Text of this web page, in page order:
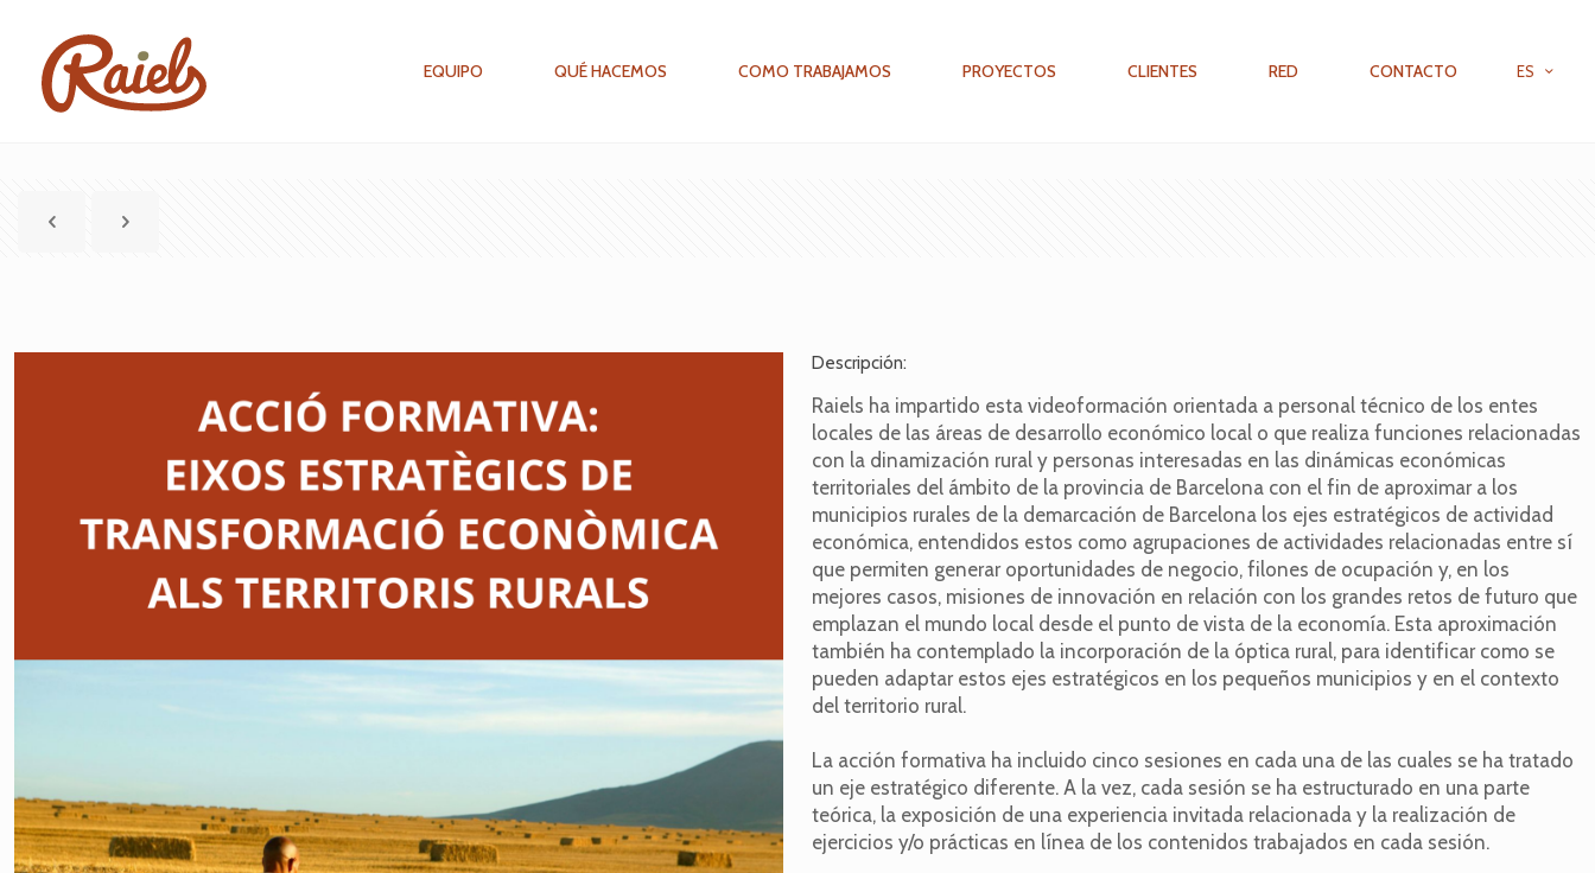
EQUIPO QUÉ HACEMOS COMO TRABAJAMOS PROYECTOS CLIENTES RED CONTACTO ES
Descripción:
Raiels ha impartido esta videoformación orientada a personal técnico de los entes
locales de las áreas de desarrollo económico local o que realiza funciones relacionadas
con la dinamización rural y personas interesadas en las dinámicas económicas
territoriales del ámbito de la provincia de Barcelona con el fin de aproximar a los
municipios rurales de la demarcación de Barcelona los ejes estratégicos de actividad
económica, entendidos estos como agrupaciones de actividades relacionadas entre sí
que permiten generar oportunidades de negocio, filones de ocupación y, en los
mejores casos, misiones de innovación en relación con los grandes retos de futuro que
emplazan el mundo local desde el punto de vista de la economía. Esta aproximación
también ha contemplado la incorporación de la óptica rural, para identificar como se
pueden adaptar estos ejes estratégicos en los pequeños municipios y en el contexto
del territorio rural.
La acción formativa ha incluido cinco sesiones en cada una de las cuales se ha tratado
un eje estratégico diferente. A la vez, cada sesión se ha estructurado en una parte
teórica, la exposición de una experiencia invitada relacionada y la realización de
ejercicios y/o prácticas en línea de los contenidos trabajados en cada sesión.